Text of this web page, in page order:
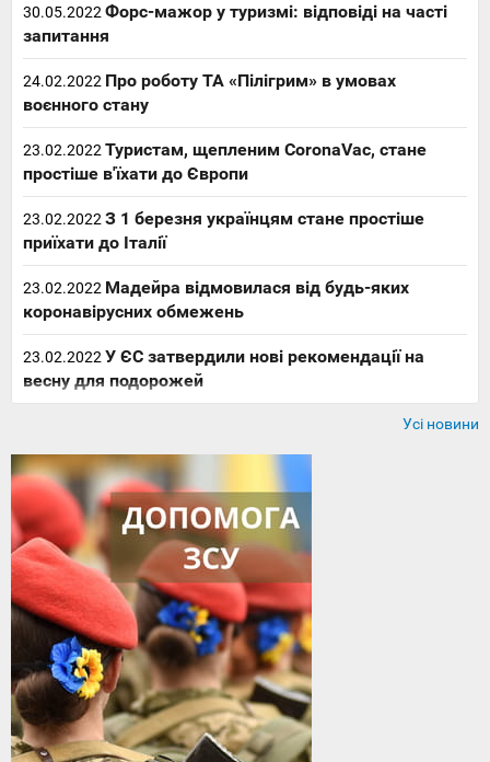
30.05.2022Форс-мажор у туризмі: відповіді на часті
запитання
24.02.2022 Про роботу ТА «Пілігрим» в умовах
воєнного стану
23.02.2022Туристам, щепленим CoronaVac, стане
простіше в'їхати до Європи
23.02.2022З 1 березня українцям стане простіше
приїхати до Італії
23.02.2022 Мадейра відмовилася від будь-яких
коронавірусних обмежень
23.02.2022У ЄС затвердили нові рекомендації на
весну для подорожей
Усі новини